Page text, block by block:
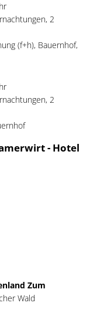
2
(f+h), Bauernhof,
2
- Hotel
Zum
Wald